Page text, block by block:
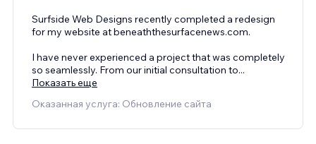
Surfside Web Designs recently completed a redesign
for my website at beneaththesurfacenews.com.
I have never experienced a project that was completely
so seamlessly. From our initial consultation to...
Показать еще
Оказанная услуга: Обновление сайта